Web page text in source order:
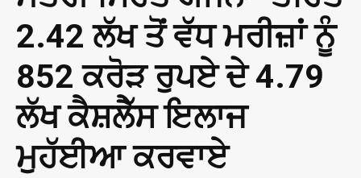
2.42 ਲੱਖ ਤੋਂ ਵੱਧ ਮਰੀਜ਼ਾਂ ਨੂੰ
852 ਕਰੋੜ ਰੁਪਏ ਦੇ 4.79
ਲੱਖ ਕੈਸ਼ਲੈੱਸ ਇਲਾਜ
ਮੁਹੱਈਆ ਕਰਵਾਏ